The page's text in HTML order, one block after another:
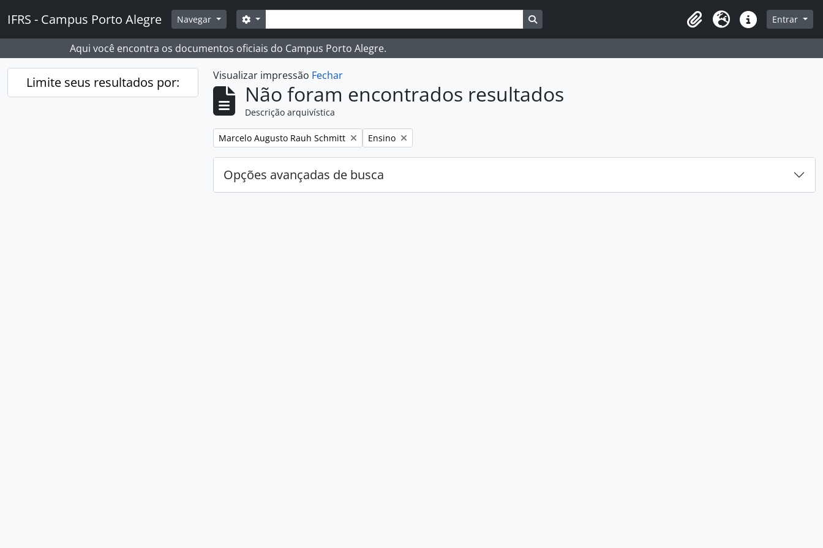
IFRS - Campus Porto Alegre Navegar Buscar
Opções de busca Busque na página de navegação
Idioma Atalhos Entrar
Aqui você encontra os documentos oficiais do Campus Porto Alegre.
Limite seus resultados por: Visualizar impressão Fechar
Não foram encontrados resultados
Descrição arquivística
Remover filtro:
Marcelo Augusto Rauh Schmitt Remover filtro:
Ensino
Opções avançadas de busca